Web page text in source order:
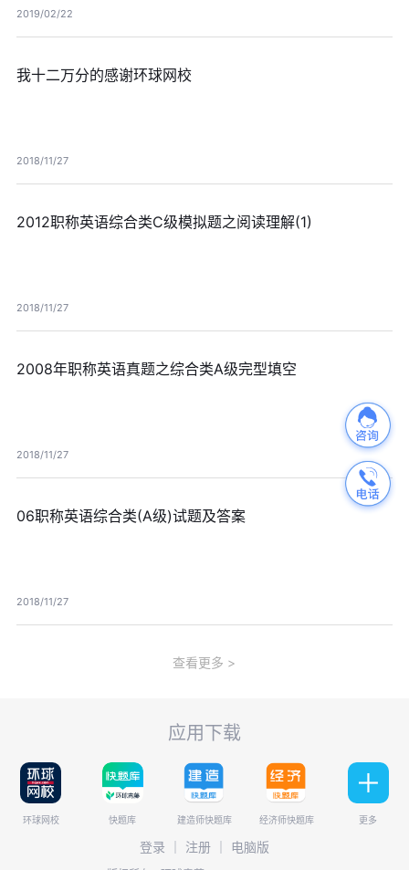
2019/02/22
我十二万分的感谢环球网校
2018/11/27
2012职称英语综合类C级模拟题之阅读理解(1)
2018/11/27
2008年职称英语真题之综合类A级完型填空
2018/11/27
06职称英语综合类(A级)试题及答案
2018/11/27
查看更多
应用下载
环球网校 快题库 建造师快题库 经济师快题库 更多
登录 注册 电脑版